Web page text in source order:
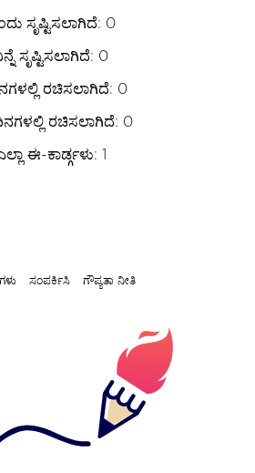
ಸೃಷ್ಟಿಸಲಾಗಿದೆ: 0
ಸೃಷ್ಟಿಸಲಾಗಿದೆ: 0
ರಚಿಸಲಾಗಿದೆ: 0
ರಚಿಸಲಾಗಿದೆ: 0
ಈ-ಕಾರ್ಡ್ಗಳು: 1
ಸಂಪರ್ಕಿಸಿ ಗೌಪ್ಯತಾ ನೀತಿ